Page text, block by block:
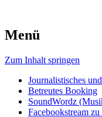
Menü
Zum Inhalt springen
Journalistisches
Betreutes Booking
SoundWordz
Facebookstream